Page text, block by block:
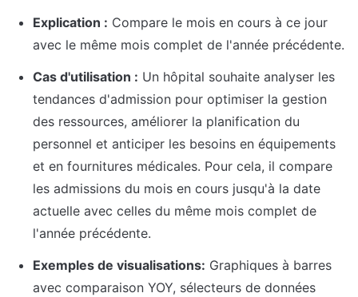
Explication : Compare le mois en cours à ce jour
avec le même mois complet de l'année précédente.
Cas d'utilisation : Un hôpital souhaite analyser les
tendances d'admission pour optimiser la gestion
des ressources, améliorer la planification du
personnel et anticiper les besoins en équipements
et en fournitures médicales. Pour cela, il compare
les admissions du mois en cours jusqu'à la date
actuelle avec celles du même mois complet de
l'année précédente.
Exemples de visualisations: Graphiques à barres
avec comparaison YOY, sélecteurs de données